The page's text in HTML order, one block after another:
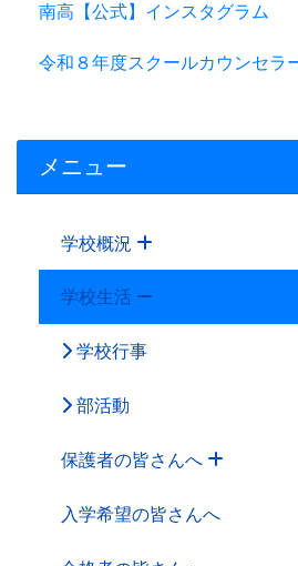
南高【公式】インスタグラム
令和８年度スクールカウンセラ
メニュー
学校概況
学校生活
学校行事
部活動
保護者の皆さんへ
入学希望の皆さんへ